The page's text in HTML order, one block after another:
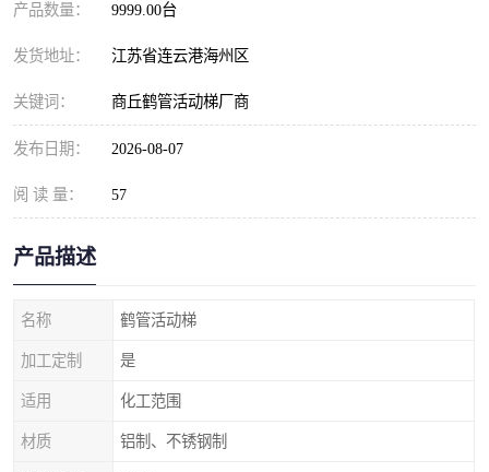
产品数量： 9999.00台
发货地址： 江苏省连云港海州区
关键词： 商丘鹤管活动梯厂商
发布日期： 2026-08-07
阅 读 量： 57
产品描述
名称 鹤管活动梯
加工定制 是
适用 化工范围
材质 铝制、不锈钢制